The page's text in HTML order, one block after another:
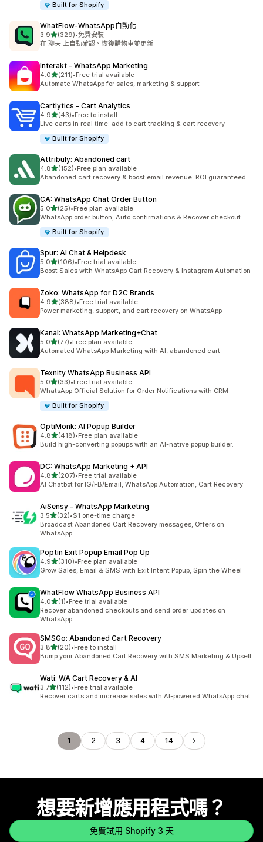
Built for Shopify
WhatFlow‑WhatsApp自動化
3.9滿分 5 顆星
(329)
共有 329 則評價
•免費安裝
在 聊天 上自動確認、恢復購物車並更新
Interakt ‑ WhatsApp Marketing
4.0滿分 5 顆星
(211)
共有 211 則評價
•Free trial available
Automate WhatsApp for sales, marketing & support
Cartlytics ‑ Cart Analytics
4.9滿分 5 顆星
(43)
共有 43 則評價
•Free to install
Live carts in real time: add to cart tracking & cart recovery
Built for Shopify
Attribuly: Abandoned cart
4.8滿分 5 顆星
(152)
共有 152 則評價
•Free plan available
Abandoned cart recovery & boost email revenue. ROI guaranteed.
CA: WhatsApp Chat Order Button
5.0滿分 5 顆星
(25)
共有 25 則評價
•Free plan available
WhatsApp order button, Auto confirmations & Recover checkout
Built for Shopify
Spur: AI Chat & Helpdesk
5.0滿分 5 顆星
(106)
共有 106 則評價
•Free trial available
Boost Sales with WhatsApp Cart Recovery & Instagram Automation
Zoko: WhatsApp for D2C Brands
4.9滿分 5 顆星
(388)
共有 388 則評價
•Free trial available
Power marketing, support, and cart recovery on WhatsApp
Kanal: WhatsApp Marketing+Chat
5.0滿分 5 顆星
(77)
共有 77 則評價
•Free plan available
Automated WhatsApp Marketing with AI, abandoned cart
Texnity WhatsApp Business API
5.0滿分 5 顆星
(33)
共有 33 則評價
•Free trial available
WhatsApp Official Solution for Order Notifications with CRM
Built for Shopify
OptiMonk: AI Popup Builder
4.8滿分 5 顆星
(418)
共有 418 則評價
•Free plan available
Build high-converting popups with an AI-native popup builder.
DC: WhatsApp Marketing + API
4.8滿分 5 顆星
(207)
共有 207 則評價
•Free trial available
AI Chatbot for IG/FB/Email, WhatsApp Automation, Cart Recovery
AiSensy ‑ WhatsApp Marketing
3.5滿分 5 顆星
(32)
共有 32 則評價
•$1 one-time charge
Broadcast Abandoned Cart Recovery messages, Offers on
WhatsApp
Poptin Exit Popup Email Pop Up
4.9滿分 5 顆星
(310)
共有 310 則評價
•Free plan available
Grow Sales, Email & SMS with Exit Intent Popup, Spin the Wheel
WhatFlow WhatsApp Business API
4.0滿分 5 顆星
(1)
共有 1 則評價
•Free trial available
Recover abandoned checkouts and send order updates on
WhatsApp
SMSGo: Abandoned Cart Recovery
3.8滿分 5 顆星
(20)
共有 20 則評價
•Free to install
Bump your Abandoned Cart Recovery with SMS Marketing & Upsell
Wati: WA Cart Recovery & AI
3.7滿分 5 顆星
(112)
共有 112 則評價
•Free trial available
Recover carts and increase sales with AI-powered WhatsApp chat
1 2 3 4 14
想要新增應用程式嗎？
免費試用 Shopify 3 天